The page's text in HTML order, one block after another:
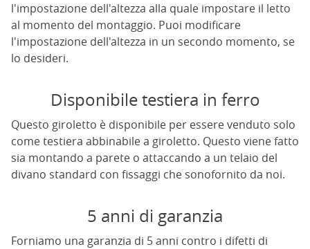
l'impostazione dell'altezza alla quale impostare il letto
al momento del montaggio. Puoi modificare
l'impostazione dell'altezza in un secondo momento, se
lo desideri.
Disponibile testiera in ferro
Questo giroletto è disponibile per essere venduto solo
come testiera abbinabile a giroletto. Questo viene fatto
sia montando a parete o attaccando a un telaio del
divano standard con fissaggi che sonofornito da noi.
5 anni di garanzia
Forniamo una garanzia di 5 anni contro i difetti di